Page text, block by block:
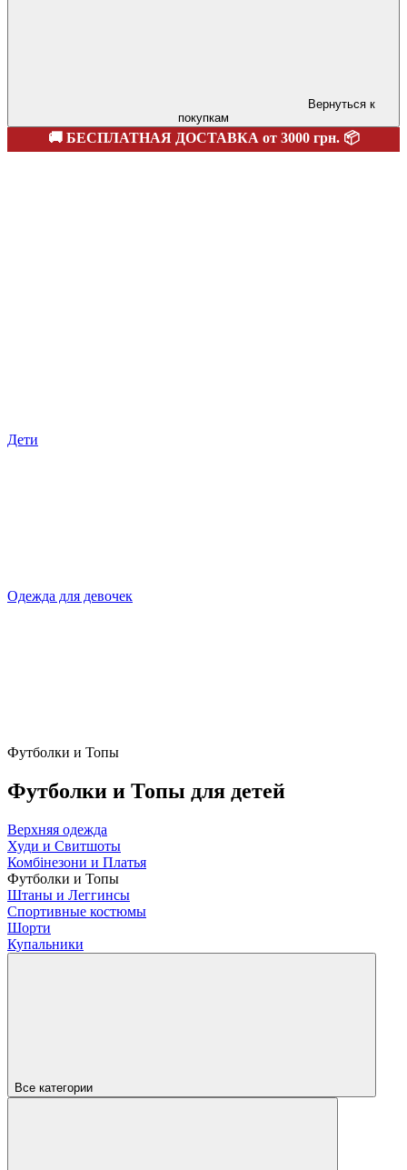
Вернуться к
покупкам
🚚 БЕСПЛАТНАЯ ДОСТАВКА от 3000 грн. 📦
Дети
Одежда для девочек
Футболки и Топы
Футболки и Топы для детей
Верхняя одежда
Худи и Свитшоты
Комбінезони и Платья
Футболки и Топы
Штаны и Леггинсы
Спортивные костюмы
Шорти
Купальники
Все категории